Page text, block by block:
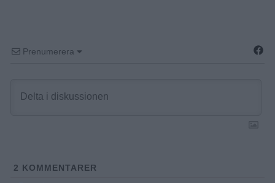
Prenumerera
2 KOMMENTARER